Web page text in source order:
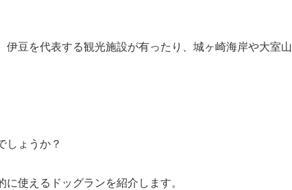
豆を代表する観光施設が有ったり、城ヶ崎海岸や大室山
しょうか？
使えるドッグランを紹介します。